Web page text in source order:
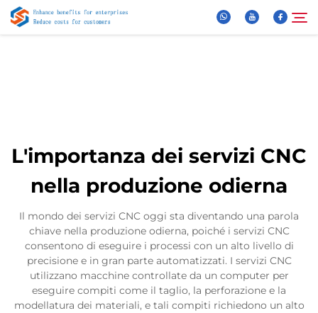
FAQ
Video
Contattaci
L'importanza dei servizi CNC
nella produzione odierna
Il mondo dei servizi CNC oggi sta diventando una parola
chiave nella produzione odierna, poiché i servizi CNC
consentono di eseguire i processi con un alto livello di
precisione e in gran parte automatizzati. I servizi CNC
utilizzano macchine controllate da un computer per
eseguire compiti come il taglio, la perforazione e la
modellatura dei materiali, e tali compiti richiedono un alto